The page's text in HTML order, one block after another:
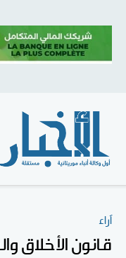
آراء
قانون الأخلاق